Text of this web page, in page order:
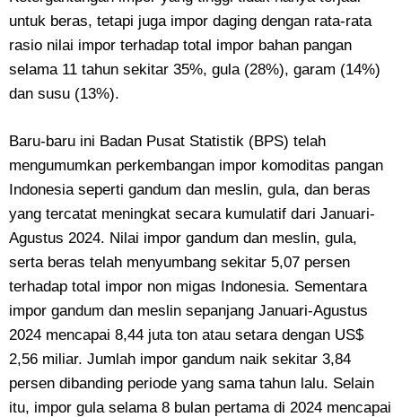
untuk beras, tetapi juga impor daging dengan rata-rata
rasio nilai impor terhadap total impor bahan pangan
selama 11 tahun sekitar 35%, gula (28%), garam (14%)
dan susu (13%).
Baru-baru ini Badan Pusat Statistik (BPS) telah
mengumumkan perkembangan impor komoditas pangan
Indonesia seperti gandum dan meslin, gula, dan beras
yang tercatat meningkat secara kumulatif dari Januari-
Agustus 2024. Nilai impor gandum dan meslin, gula,
serta beras telah menyumbang sekitar 5,07 persen
terhadap total impor non migas Indonesia. Sementara
impor gandum dan meslin sepanjang Januari-Agustus
2024 mencapai 8,44 juta ton atau setara dengan US$
2,56 miliar. Jumlah impor gandum naik sekitar 3,84
persen dibanding periode yang sama tahun lalu. Selain
itu, impor gula selama 8 bulan pertama di 2024 mencapai